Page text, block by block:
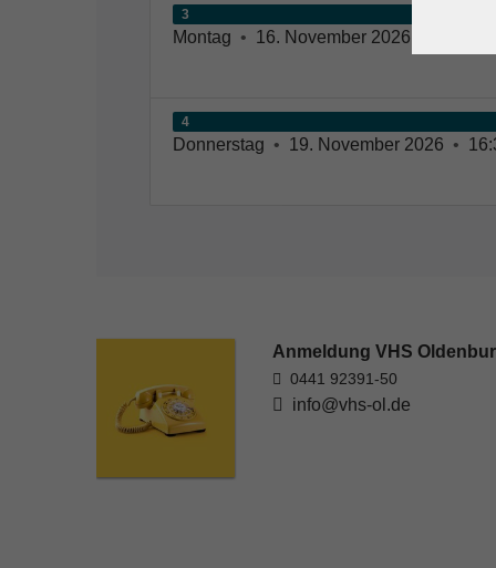
3
Montag • 16. November 2026
4
Donnerstag • 19. November 2026 •
Anmeldung VHS
0441 92391-50
info@vhs-ol.de